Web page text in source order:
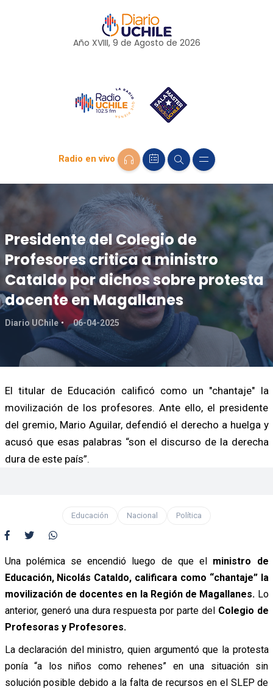
Año XVIII, 9 de Agosto de 2026
Radio en vivo
Presidente del Colegio de
Profesores critica a ministro
Cataldo por dichos sobre protesta
docente en Magallanes
Diario UChile 06-04-2025
El titular de Educación calificó como un "chantaje" la
movilización de los profesores. Ante ello, el presidente
del gremio, Mario Aguilar, defendió el derecho a huelga y
acusó que esas palabras “son el discurso de la derecha
dura de este país”.
Educación Nacional Política
Una polémica se encendió luego de que el ministro de
Educación, Nicolás Cataldo, calificara como “chantaje” la
movilización de docentes en la Región de Magallanes. Lo
anterior, generó una dura respuesta por parte del Colegio de
Profesoras y Profesores.
La declaración del ministro, quien argumentó que la protesta
ponía “a los niños como rehenes” en una situación sin
solución posible debido a la falta de recursos en el SLEP de